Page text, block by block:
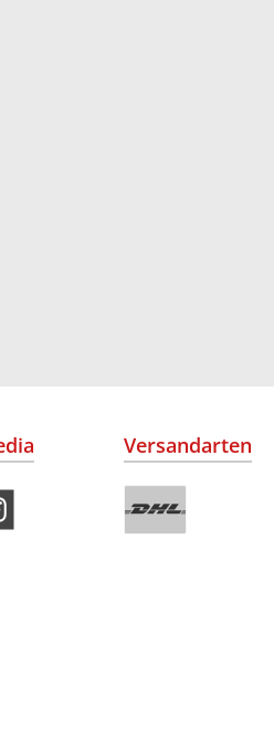
Versandarten